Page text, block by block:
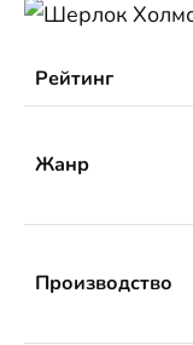
Рейтинг
Жанр
Производство